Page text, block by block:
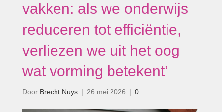
vakken: als we onderwijs
reduceren tot efficiëntie,
verliezen we uit het oog
wat vorming betekent’
Door Brecht Nuys | 26 mei 2026 | 0